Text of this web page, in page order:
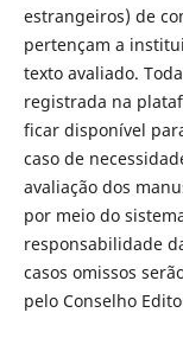
estrangeiros) de
pertençam a
texto avaliado.
registrada na
ficar disponível
caso de
avaliação dos
por meio do
responsabilidade
casos omissos
pelo Conselho